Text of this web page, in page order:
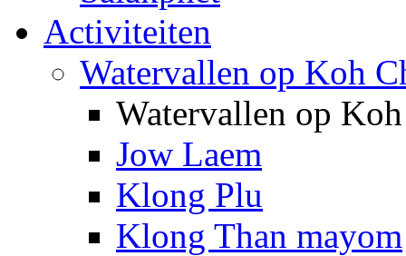
Activiteiten
Watervallen op Koh
Watervallen op
Jow Laem
Klong Plu
Klong Than mayom